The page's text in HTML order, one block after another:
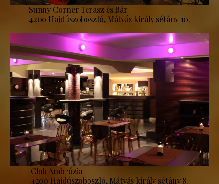
Sunny Corner Terasz és Bár
4200 Hajdúszoboszló, Mátyás király sétány 10.
Club Ambrózia
4200 Hajdúszoboszló, Mátyás király sétány 8.